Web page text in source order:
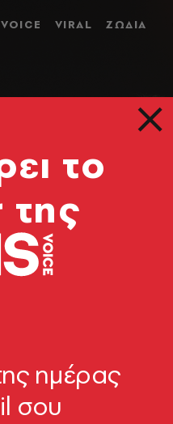
VIRAL ΖΩΔΙΑ
το
ημέρας
σου